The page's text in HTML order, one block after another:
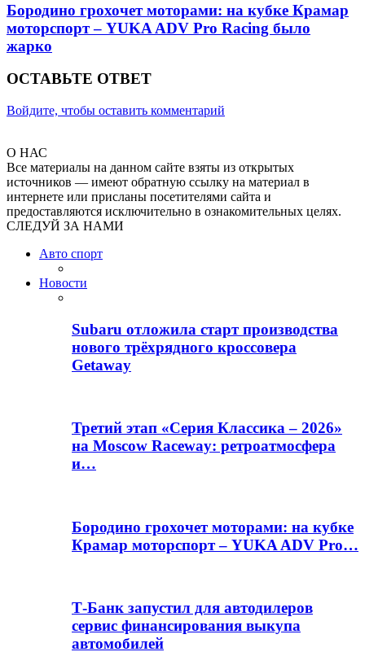
Бородино грохочет моторами: на кубке Крамар
моторспорт – YUKA ADV Pro Racing было
жарко
ОСТАВЬТЕ ОТВЕТ
Войдите, чтобы оставить комментарий
О НАС
Все материалы на данном сайте взяты из открытых
источников — имеют обратную ссылку на материал в
интернете или присланы посетителями сайта и
предоставляются исключительно в ознакомительных целях.
СЛЕДУЙ ЗА НАМИ
Авто спорт
Новости
Subaru отложила старт производства
нового трёхрядного кроссовера
Getaway
Третий этап «Серия Классика – 2026»
на Moscow Raceway: ретроатмосфера
и…
Бородино грохочет моторами: на кубке
Крамар моторспорт – YUKA ADV Pro…
Т-Банк запустил для автодилеров
сервис финансирования выкупа
автомобилей